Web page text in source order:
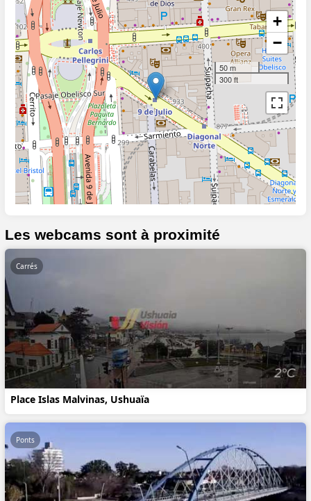
+
−
50 m
300 ft
Les webcams sont à proximité
Place Islas Malvinas, Ushuaïa
Carrés
Ponts